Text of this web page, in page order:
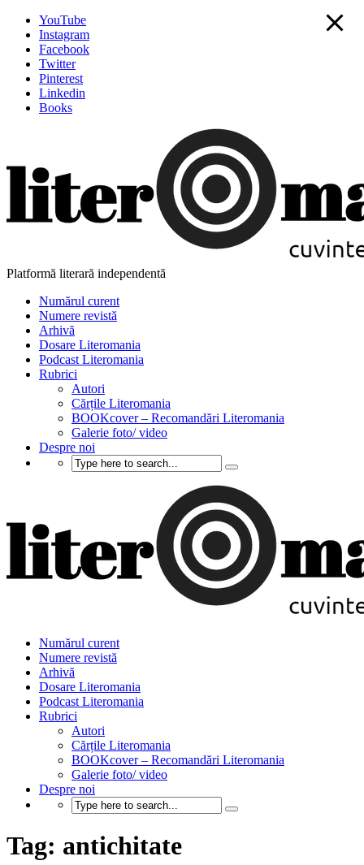
YouTube
Instagram
Facebook
Twitter
Pinterest
Linkedin
Books
Platformă literară independentă
Numărul curent
Numere revistă
Arhivă
Dosare Literomania
Podcast Literomania
Rubrici
Autori
Cărțile Literomania
BOOKcover – Recomandări Literomania
Galerie foto/ video
Despre noi
Numărul curent
Numere revistă
Arhivă
Dosare Literomania
Podcast Literomania
Rubrici
Autori
Cărțile Literomania
BOOKcover – Recomandări Literomania
Galerie foto/ video
Despre noi
Tag: antichitate